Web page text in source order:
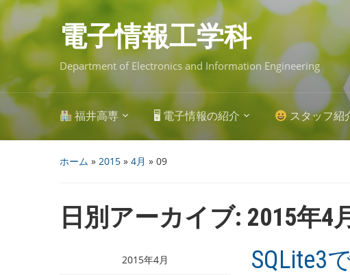
Skip
to
main
content 電子情報工学科
Department of Electronics and Information Engineering
福井高専 🖥 電子情報の紹介 スタッフ紹
ホーム » 2015 » 4月 » 09
日別アーカイブ: 2015年4
2015年4月 SQLite3